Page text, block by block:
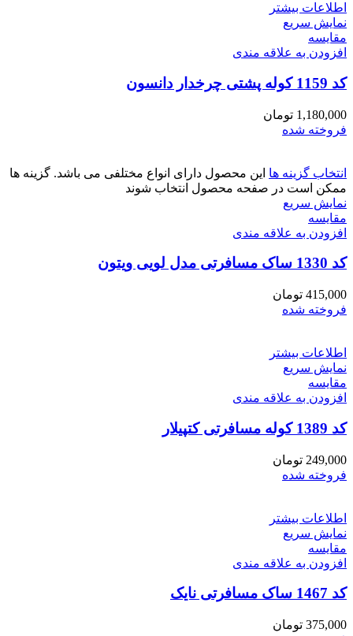
اطلاعات بیشتر
نمایش سریع
مقايسه
افزودن به علاقه مندی
کد 1159 کوله پشتی چرخدار دانسون
1,180,000 تومان
فروخته شده
انتخاب گزینه ها این محصول دارای انواع مختلفی می باشد. گزینه ها
ممکن است در صفحه محصول انتخاب شوند
نمایش سریع
مقايسه
افزودن به علاقه مندی
کد 1330 ساک مسافرتی مدل لویی ویتون
415,000 تومان
فروخته شده
اطلاعات بیشتر
نمایش سریع
مقايسه
افزودن به علاقه مندی
کد 1389 کوله مسافرتی کتپیلار
249,000 تومان
فروخته شده
اطلاعات بیشتر
نمایش سریع
مقايسه
افزودن به علاقه مندی
کد 1467 ساک مسافرتی نایک
375,000 تومان